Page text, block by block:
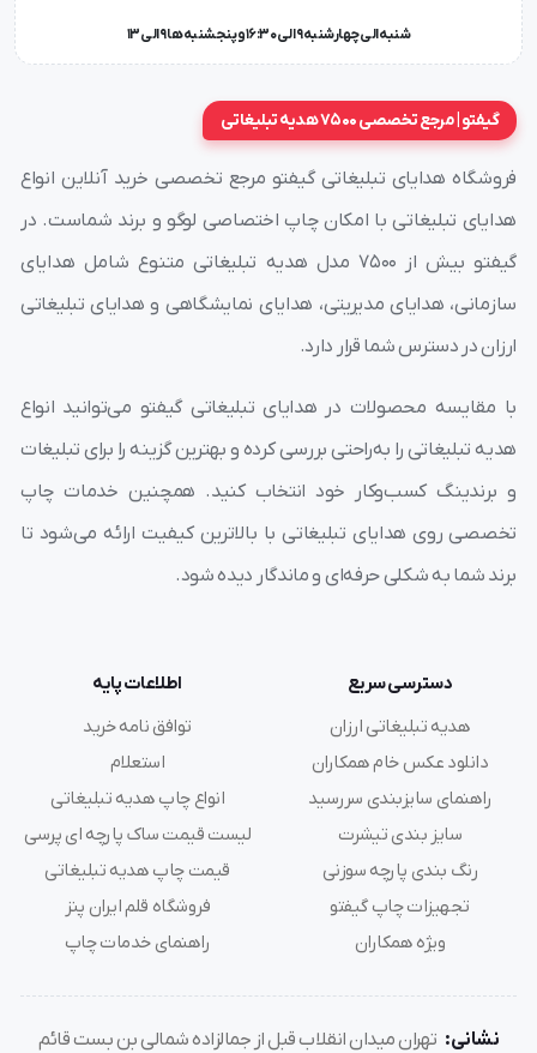
حکاکی فلش مموری تبلیغاتی
کریستالی را به جهت سرعت در آماده سازی و کم شدن هزینه
مارکینگ با استفاده از لیزر لوگو را بر روی آن درج می کنیم.
چاپ فلش مموری
شنبه الی چهارشنبه 9 الی 16:30 و پنجشنبه ها 9 الی 13
گیفتو | مرجع تخصصی 7500 هدیه تبلیغاتی
فروشگاه هدایای تبلیغاتی گیفتو مرجع تخصصی خرید آنلاین انواع
هدایای تبلیغاتی با امکان چاپ اختصاصی لوگو و برند شماست. در
گیفتو بیش از ۷۵۰۰ مدل هدیه تبلیغاتی متنوع شامل هدایای
سازمانی، هدایای مدیریتی، هدایای نمایشگاهی و هدایای تبلیغاتی
ارزان در دسترس شما قرار دارد.
با مقایسه محصولات در هدایای تبلیغاتی گیفتو می‌توانید انواع
هدیه تبلیغاتی را به‌راحتی بررسی کرده و بهترین گزینه را برای تبلیغات
و برندینگ کسب‌وکار خود انتخاب کنید. همچنین خدمات چاپ
تخصصی روی هدایای تبلیغاتی با بالاترین کیفیت ارائه می‌شود تا
برند شما به شکلی حرفه‌ای و ماندگار دیده شود.
دسترسی سریع
هدیه تبلیغاتی ارزان
دانلود عکس خام همکاران
راهنمای سایزبندی سررسید
سایز بندی تیشرت
رنگ بندی پارچه سوزنی
تجهیزات چاپ گیفتو
ویژه همکاران
اطلاعات پایه
توافق نامه خرید
استعلام
انواع چاپ هدیه تبلیغاتی
لیست قیمت ساک پارچه ای پرسی
قیمت چاپ هدیه تبلیغاتی
فروشگاه قلم ایران پنز
راهنمای خدمات چاپ
نشانی: تهران میدان انقلاب قبل از جمالزاده شمالی بن بست قائم